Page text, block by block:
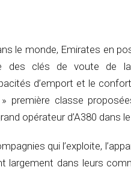
le monde, Emirates en
des clés de voute de
d’emport et le
première classe
opérateur d’A380 dans
qui l’exploite,
largement dans leurs